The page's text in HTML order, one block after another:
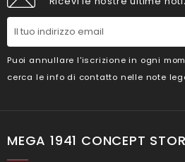
Puoi annullare l'iscrizione in ogni
cerca le info di contatto nelle note
MEGA 1941 CONCEPT